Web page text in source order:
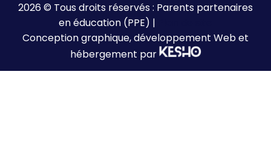
2026 © Tous droits réservés : Parents partenaires
en éducation (PPE) |
Conception graphique, développement Web et
hébergement par